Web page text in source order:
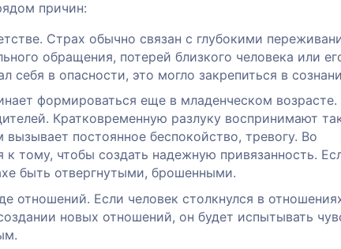
причин:
Страх обычно связан с глубокими
обращения, потерей близкого человека или
в опасности, это могло закрепиться в
формироваться еще в младенческом возрасте.
Кратковременную разлуку воспринимают
постоянное беспокойство, тревогу. Во
тому, чтобы создать надежную привязанность.
быть отвергнутыми, брошенными.
отношений. Если человек столкнулся в
новых отношений, он будет испытывать